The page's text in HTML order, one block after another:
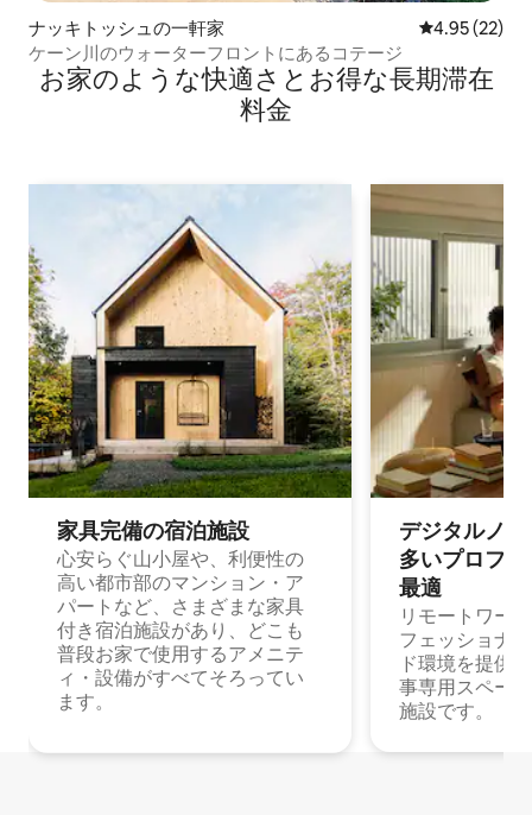
ナッキトッシュの一軒家 レビュー22
4.95 (22)
ケーン川のウォーターフロントにあるコテージ
お家のような快⁠適⁠さ⁠とお⁠得⁠な長⁠期⁠滞⁠在
料⁠金
家具完備の宿⁠泊⁠施⁠設
心安らぐ山小屋や、利便性の
高い都市部のマンション・ア
パートなど、さまざまな家具
付き宿泊施設があり、どこも
普段お家で使用するアメニテ
ィ・設備がすべてそろってい
ます。
デジタルノ
多⁠いプ⁠ロ⁠フ⁠
最⁠適
リモートワー
フェッショナ
ド環境を提供
事専用スペー
施設です。